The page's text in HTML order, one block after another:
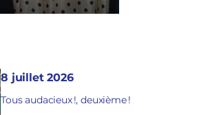
8 juillet 2026
Tous audacieux !, deuxième !